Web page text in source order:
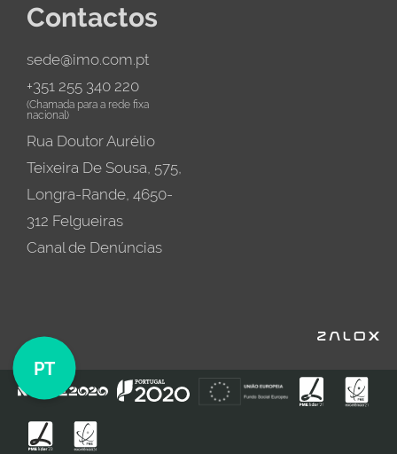
PT
Contactos
sede@imo.com.pt
+351 255 340 220
(Chamada para a rede fixa
nacional)
Rua Doutor Aurélio
Teixeira De Sousa, 575,
Longra-Rande, 4650-
312 Felgueiras
Canal de Denúncias